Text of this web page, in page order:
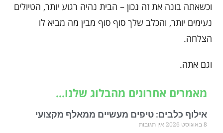
וכשאתה בונה את זה נכון – הבית נהיה רגוע יותר, הטיולים
נעימים יותר, והכלב שלך סוף סוף מבין מה מביא לו
הצלחה.
וגם אתה.
מאמרים אחרונים מהבלוג שלנו...
אילוף כלבים: טיפים מעשיים ממאלף מקצועי
8 באוגוסט 2026 אין תגובות